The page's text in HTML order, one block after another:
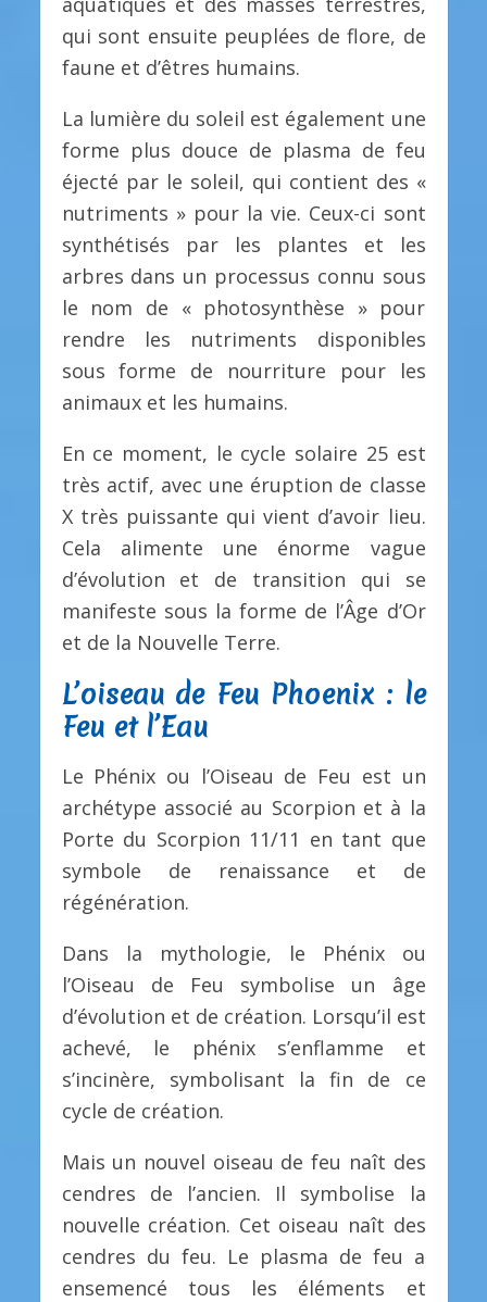
qui sont ensuite peuplées de flore, de
faune et d’êtres humains.
La lumière du soleil est également une
forme plus douce de plasma de feu
éjecté par le soleil, qui contient des «
nutriments » pour la vie. Ceux-ci sont
synthétisés par les plantes et les
arbres dans un processus connu sous
le nom de « photosynthèse » pour
rendre les nutriments disponibles
sous forme de nourriture pour les
animaux et les humains.
En ce moment, le cycle solaire 25 est
très actif, avec une éruption de classe
X très puissante qui vient d’avoir lieu.
Cela alimente une énorme vague
d’évolution et de transition qui se
manifeste sous la forme de l’Âge d’Or
et de la Nouvelle Terre.
L’oiseau de Feu Phoenix : le
Feu et l’Eau
Le Phénix ou l’Oiseau de Feu est un
archétype associé au Scorpion et à la
Porte du Scorpion 11/11 en tant que
symbole de renaissance et de
régénération.
Dans la mythologie, le Phénix ou
l’Oiseau de Feu symbolise un âge
d’évolution et de création. Lorsqu’il est
achevé, le phénix s’enflamme et
s’incinère, symbolisant la fin de ce
cycle de création.
Mais un nouvel oiseau de feu naît des
cendres de l’ancien. Il symbolise la
nouvelle création. Cet oiseau naît des
cendres du feu. Le plasma de feu a
ensemencé tous les éléments et